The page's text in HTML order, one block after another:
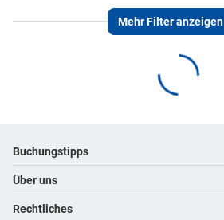
Mehr Filter anzeigen
Footer navigation
Buchungstipps
Warum im Reisebüro buchen
Hoteltipps
Über uns
Kontakt
Rechtliches